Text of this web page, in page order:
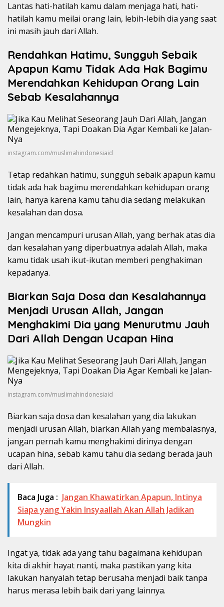
Lantas hati-hatilah kamu dalam menjaga hati, hati-
hatilah kamu meilai orang lain, lebih-lebih dia yang saat
ini masih jauh dari Allah.
Rendahkan Hatimu, Sungguh Sebaik
Apapun Kamu Tidak Ada Hak Bagimu
Merendahkan Kehidupan Orang Lain
Sebab Kesalahannya
instagram.com/muslimahindonesiaid
Tetap redahkan hatimu, sungguh sebaik apapun kamu
tidak ada hak bagimu merendahkan kehidupan orang
lain, hanya karena kamu tahu dia sedang melakukan
kesalahan dan dosa.
Jangan mencampuri urusan Allah, yang berhak atas dia
dan kesalahan yang diperbuatnya adalah Allah, maka
kamu tidak usah ikut-ikutan memberi penghakiman
kepadanya.
Biarkan Saja Dosa dan Kesalahannya
Menjadi Urusan Allah, Jangan
Menghakimi Dia yang Menurutmu Jauh
Dari Allah Dengan Ucapan Hina
instagram.com/muslimahindonesiaid
Biarkan saja dosa dan kesalahan yang dia lakukan
menjadi urusan Allah, biarkan Allah yang membalasnya,
jangan pernah kamu menghakimi dirinya dengan
ucapan hina, sebab kamu tahu dia sedang berada jauh
dari Allah.
Baca Juga : Jangan Khawatirkan Apapun, Intinya
Siapa yang Yakin Insyaallah Akan Allah Jadikan
Mungkin
Ingat ya, tidak ada yang tahu bagaimana kehidupan
kita di akhir hayat nanti, maka pastikan yang kita
lakukan hanyalah tetap berusaha menjadi baik tanpa
harus merasa lebih baik dari yang lainnya.